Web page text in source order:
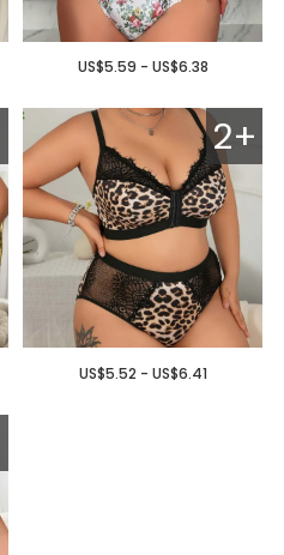
US$5.59 - US$6.38
2+
US$5.52 - US$6.41